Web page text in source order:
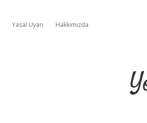
Yasal Uyarı Hakkımızda